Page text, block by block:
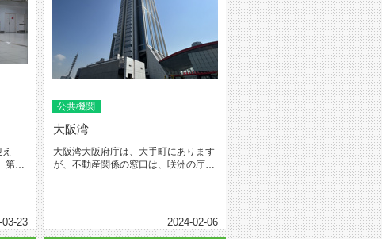
第2
03-23
公共機関
大阪湾
大阪湾大阪府庁は、大手町にあります
が、不動産関係の窓口は、咲洲の庁舎
2024-02-06